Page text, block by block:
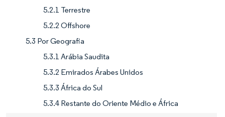
5.2.1 Terrestre
5.2.2 Offshore
5.3 Por Geografia
5.3.1 Arábia Saudita
5.3.2 Emirados Árabes Unidos
5.3.3 África do Sul
5.3.4 Restante do Oriente Médio e África